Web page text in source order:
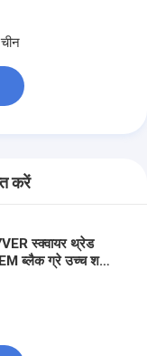
करें
स्क्वायर थ्रेड
ब्लैक ग्रे उच्च शक्ति